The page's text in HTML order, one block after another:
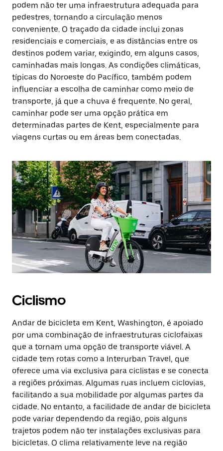
podem não ter uma infraestrutura adequada para
pedestres, tornando a circulação menos
conveniente. O traçado da cidade inclui zonas
residenciais e comerciais, e as distâncias entre os
destinos podem variar, exigindo, em alguns casos,
caminhadas mais longas. As condições climáticas,
típicas do Noroeste do Pacífico, também podem
influenciar a escolha de caminhar como meio de
transporte, já que a chuva é frequente. No geral,
caminhar pode ser uma opção prática em
determinadas partes de Kent, especialmente para
viagens curtas ou em áreas bem conectadas.
Ciclismo
Andar de bicicleta em Kent, Washington, é apoiado
por uma combinação de infraestruturas ciclofaixas
que a tornam uma opção de transporte viável. A
cidade tem rotas como a Interurban Travel, que
oferece uma via exclusiva para ciclistas e se conecta
a regiões próximas. Algumas ruas incluem ciclovias,
facilitando a sua mobilidade por algumas partes da
cidade. No entanto, a facilidade de andar de bicicleta
pode variar dependendo da região, pois alguns
trajetos podem não ter instalações exclusivas para
bicicletas. O clima relativamente leve na região